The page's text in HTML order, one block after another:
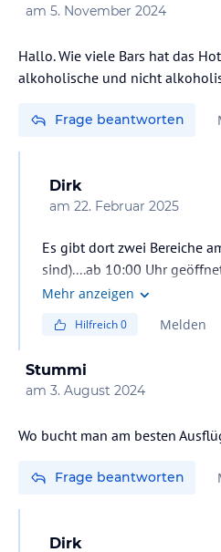
am 5. November 2024
Hallo. Wie viele Bars hat das
alkoholische und nicht
Frage beantworten
Dirk
am 22. Februar 2025
Es gibt dort zwei Bereiche
sind)....ab 10:00 Uhr
auch ab 10:00 Uhr geöffnet
Mehr anzeigen
Hilfreich0 Melden
Stummi
am 3. August 2024
Wo bucht man am besten
Frage beantworten
Dirk